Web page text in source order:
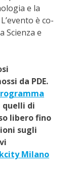
e la
è co-
Scienza e
da PDE.
quelli di
libero fino
sugli
Milano